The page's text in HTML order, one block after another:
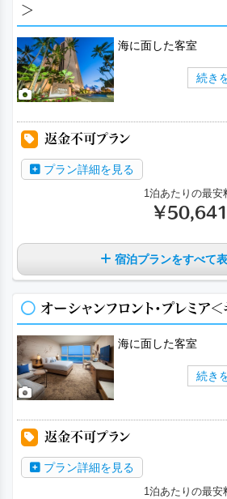
＞
海に面した客室
続き
返金不可プラン
プラン詳細を見る
1泊あたりの最安
￥
宿泊プランをすべて
オーシャンフロント・プレミア
海に面した客室
続き
返金不可プラン
プラン詳細を見る
1泊あたりの最安